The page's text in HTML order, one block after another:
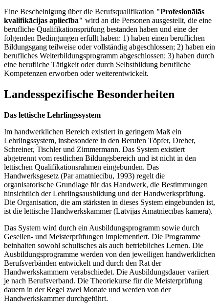
Eine Bescheinigung über die Berufsqualifikation "Profesionālās
kvalifikācijas apliecība" wird an die Personen ausgestellt, die eine
berufliche Qualifikationsprüfung bestanden haben und eine der
folgenden Bedingungen erfüllt haben: 1) haben einen beruflichen
Bildungsgang teilweise oder vollständig abgeschlossen; 2) haben ein
berufliches Weiterbildungsprogramm abgeschlossen; 3) haben durch
eine berufliche Tätigkeit oder durch Selbstbildung berufliche
Kompetenzen erworben oder weiterentwickelt.
Landesspezifische Besonderheiten
Das lettische Lehrlingssystem
Im handwerklichen Bereich existiert in geringem Maß ein
Lehrlingssystem, insbesondere in den Berufen Töpfer, Dreher,
Schreiner, Tischler und Zimmermann. Das System existiert
abgetrennt vom restlichen Bildungsbereich und ist nicht in den
lettischen Qualifikationsrahmen eingebunden. Das
Handwerksgesetz (Par amatniecību, 1993) regelt die
organisatorische Grundlage für das Handwerk, die Bestimmungen
hinsichtlich der Lehrlingsausbildung und der Handwerksprüfung.
Die Organisation, die am stärksten in dieses System eingebunden ist,
ist die lettische Handwerkskammer (Latvijas Amatniecības kamera).
Das System wird durch ein Ausbildungsprogramm sowie durch
Gesellen- und Meisterprüfungen implementiert. Die Programme
beinhalten sowohl schulisches als auch betriebliches Lernen. Die
Ausbildungsprogramme werden von den jeweiligen handwerklichen
Berufsverbänden entwickelt und durch den Rat der
Handwerkskammern verabschiedet. Die Ausbildungsdauer variiert
je nach Berufsverband. Die Theoriekurse für die Meisterprüfung
dauern in der Regel zwei Monate und werden von der
Handwerkskammer durchgeführt.